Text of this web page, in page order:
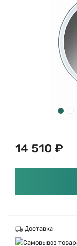
14 510 ₽
Доставка